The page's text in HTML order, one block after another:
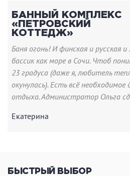
БАННЫЙ КОМПЛЕКС
«ПЕТРОВСКИЙ
КОТТЕДЖ»
Баня огонь! И финская и русская
бассик как море в Сочи. Чтоб
23 градуса (даже я, любитель
окунулась). Есть всё
отдыха. Администратор Ольга
посуду (которую мы забыли взять)
сюда! Всем приезжим, ищите и
Екатерина
БЫСТРЫЙ ВЫБОР